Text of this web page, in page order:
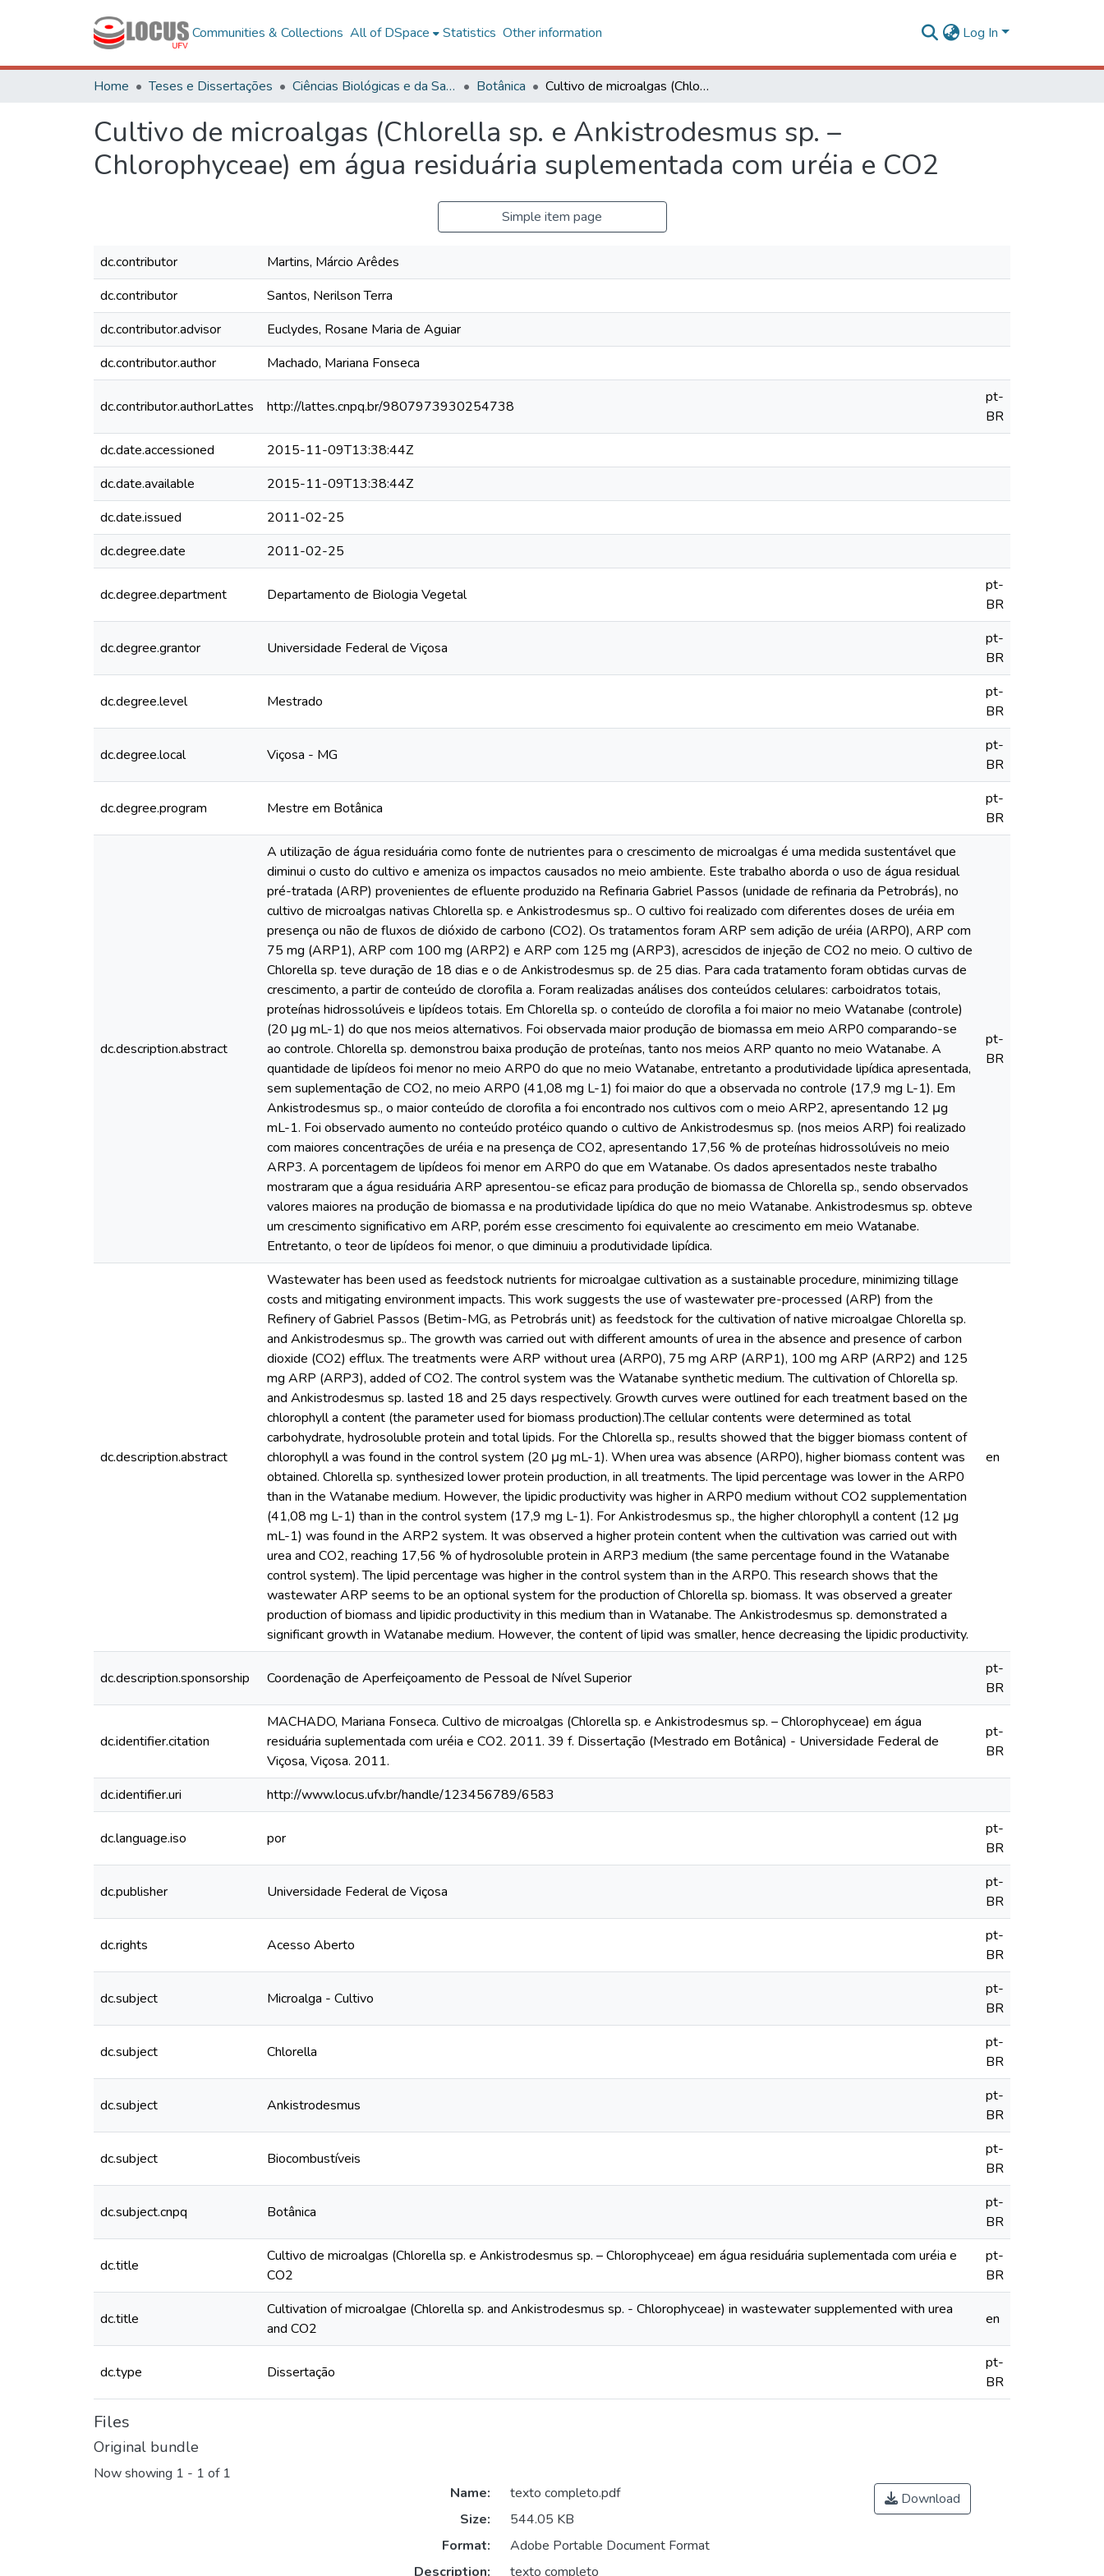
Communities & Collections All of DSpace Statistics Other information Log In
Home Teses e Dissertações Ciências Biológicas e da Saúde Botânica Cultivo de microalgas (Chlorella sp. e Ankistrodesmus sp. – Chlorophyceae) em água residuária suplementada com uréia e CO2
Cultivo de microalgas (Chlorella sp. e Ankistrodesmus sp. –
Chlorophyceae) em água residuária suplementada com uréia e CO2
Simple item page
dc.contributor
Martins, Márcio Arêdes
dc.contributor
Santos, Nerilson Terra
dc.contributor.advisor
Euclydes, Rosane Maria de Aguiar
dc.contributor.author
Machado, Mariana Fonseca
dc.contributor.authorLattes http://lattes.cnpq.br/9807973930254738
pt-
BR
dc.date.accessioned
2015-11-09T13:38:44Z
dc.date.available
2015-11-09T13:38:44Z
dc.date.issued
2011-02-25
dc.degree.date
2011-02-25
dc.degree.department Departamento de Biologia Vegetal
pt-
BR
dc.degree.grantor Universidade Federal de Viçosa
pt-
BR
dc.degree.level Mestrado
pt-
BR
dc.degree.local Viçosa - MG
pt-
BR
dc.degree.program Mestre em Botânica
pt-
BR
dc.description.abstract
A utilização de água residuária como fonte de nutrientes para o crescimento de microalgas é uma medida sustentável que
diminui o custo do cultivo e ameniza os impactos causados no meio ambiente. Este trabalho aborda o uso de água residual
pré-tratada (ARP) provenientes de efluente produzido na Refinaria Gabriel Passos (unidade de refinaria da Petrobrás), no
cultivo de microalgas nativas Chlorella sp. e Ankistrodesmus sp.. O cultivo foi realizado com diferentes doses de uréia em
presença ou não de fluxos de dióxido de carbono (CO2). Os tratamentos foram ARP sem adição de uréia (ARP0), ARP com
75 mg (ARP1), ARP com 100 mg (ARP2) e ARP com 125 mg (ARP3), acrescidos de injeção de CO2 no meio. O cultivo de
Chlorella sp. teve duração de 18 dias e o de Ankistrodesmus sp. de 25 dias. Para cada tratamento foram obtidas curvas de
crescimento, a partir de conteúdo de clorofila a. Foram realizadas análises dos conteúdos celulares: carboidratos totais,
proteínas hidrossolúveis e lipídeos totais. Em Chlorella sp. o conteúdo de clorofila a foi maior no meio Watanabe (controle)
(20 μg mL-1) do que nos meios alternativos. Foi observada maior produção de biomassa em meio ARP0 comparando-se
ao controle. Chlorella sp. demonstrou baixa produção de proteínas, tanto nos meios ARP quanto no meio Watanabe. A
quantidade de lipídeos foi menor no meio ARP0 do que no meio Watanabe, entretanto a produtividade lipídica apresentada,
sem suplementação de CO2, no meio ARP0 (41,08 mg L-1) foi maior do que a observada no controle (17,9 mg L-1). Em
Ankistrodesmus sp., o maior conteúdo de clorofila a foi encontrado nos cultivos com o meio ARP2, apresentando 12 μg
mL-1. Foi observado aumento no conteúdo protéico quando o cultivo de Ankistrodesmus sp. (nos meios ARP) foi realizado
com maiores concentrações de uréia e na presença de CO2, apresentando 17,56 % de proteínas hidrossolúveis no meio
ARP3. A porcentagem de lipídeos foi menor em ARP0 do que em Watanabe. Os dados apresentados neste trabalho
mostraram que a água residuária ARP apresentou-se eficaz para produção de biomassa de Chlorella sp., sendo observados
valores maiores na produção de biomassa e na produtividade lipídica do que no meio Watanabe. Ankistrodesmus sp. obteve
um crescimento significativo em ARP, porém esse crescimento foi equivalente ao crescimento em meio Watanabe.
Entretanto, o teor de lipídeos foi menor, o que diminuiu a produtividade lipídica.
pt-
BR
dc.description.abstract
Wastewater has been used as feedstock nutrients for microalgae cultivation as a sustainable procedure, minimizing tillage
costs and mitigating environment impacts. This work suggests the use of wastewater pre-processed (ARP) from the
Refinery of Gabriel Passos (Betim-MG, as Petrobrás unit) as feedstock for the cultivation of native microalgae Chlorella sp.
and Ankistrodesmus sp.. The growth was carried out with different amounts of urea in the absence and presence of carbon
dioxide (CO2) efflux. The treatments were ARP without urea (ARP0), 75 mg ARP (ARP1), 100 mg ARP (ARP2) and 125
mg ARP (ARP3), added of CO2. The control system was the Watanabe synthetic medium. The cultivation of Chlorella sp.
and Ankistrodesmus sp. lasted 18 and 25 days respectively. Growth curves were outlined for each treatment based on the
chlorophyll a content (the parameter used for biomass production).The cellular contents were determined as total
carbohydrate, hydrosoluble protein and total lipids. For the Chlorella sp., results showed that the bigger biomass content of
chlorophyll a was found in the control system (20 μg mL-1). When urea was absence (ARP0), higher biomass content was
obtained. Chlorella sp. synthesized lower protein production, in all treatments. The lipid percentage was lower in the ARP0
than in the Watanabe medium. However, the lipidic productivity was higher in ARP0 medium without CO2 supplementation
(41,08 mg L-1) than in the control system (17,9 mg L-1). For Ankistrodesmus sp., the higher chlorophyll a content (12 μg
mL-1) was found in the ARP2 system. It was observed a higher protein content when the cultivation was carried out with
urea and CO2, reaching 17,56 % of hydrosoluble protein in ARP3 medium (the same percentage found in the Watanabe
control system). The lipid percentage was higher in the control system than in the ARP0. This research shows that the
wastewater ARP seems to be an optional system for the production of Chlorella sp. biomass. It was observed a greater
production of biomass and lipidic productivity in this medium than in Watanabe. The Ankistrodesmus sp. demonstrated a
significant growth in Watanabe medium. However, the content of lipid was smaller, hence decreasing the lipidic productivity.
en
dc.description.sponsorship Coordenação de Aperfeiçoamento de Pessoal de Nível Superior
pt-
BR
dc.identifier.citation
MACHADO, Mariana Fonseca. Cultivo de microalgas (Chlorella sp. e Ankistrodesmus sp. – Chlorophyceae) em água
residuária suplementada com uréia e CO2. 2011. 39 f. Dissertação (Mestrado em Botânica) - Universidade Federal de
Viçosa, Viçosa. 2011.
pt-
BR
dc.identifier.uri http://www.locus.ufv.br/handle/123456789/6583
dc.language.iso por
pt-
BR
dc.publisher Universidade Federal de Viçosa
pt-
BR
dc.rights Acesso Aberto
pt-
BR
dc.subject Microalga - Cultivo
pt-
BR
dc.subject Chlorella
pt-
BR
dc.subject Ankistrodesmus
pt-
BR
dc.subject Biocombustíveis
pt-
BR
dc.subject.cnpq Botânica
pt-
BR
dc.title
Cultivo de microalgas (Chlorella sp. e Ankistrodesmus sp. – Chlorophyceae) em água residuária suplementada com uréia e
CO2
pt-
BR
dc.title
Cultivation of microalgae (Chlorella sp. and Ankistrodesmus sp. - Chlorophyceae) in wastewater supplemented with urea
and CO2
en
dc.type Dissertação
pt-
BR
Files
Original bundle
Now showing 1 - 1 of 1
Name:
texto completo.pdf
Size:
544.05 KB
Format:
Adobe Portable Document Format
Description:
texto completo
Download